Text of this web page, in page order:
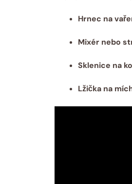
Hrnec na
Mixér nebo
Sklenice na
Lžička na